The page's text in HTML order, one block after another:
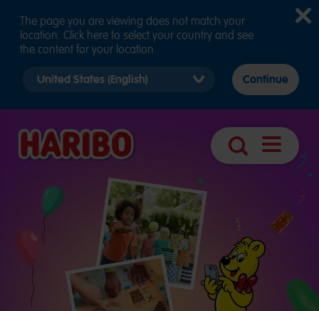
Szukaj
Otwórz
The page you are viewing does not match your
location. Click here to select your country and see
the content for your location.
country
Continue